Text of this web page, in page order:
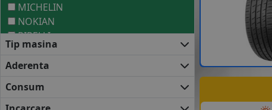
MICHELIN
NOKIAN
PIRELLI
ANVELOPE MEDII
COOPER
KUMHO
MATADOR
Tip masina
Aderenta
Consum